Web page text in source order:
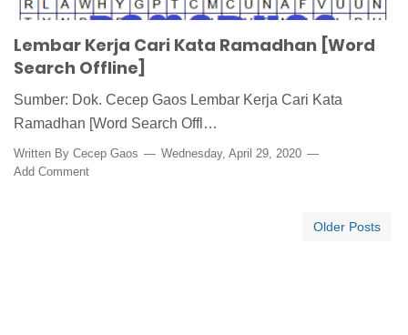
Lembar Kerja Cari Kata Ramadhan [Word
Search Offline]
Sumber: Dok. Cecep Gaos Lembar Kerja Cari Kata
Ramadhan [Word Search Offl…
Written By Cecep Gaos
Wednesday, April 29, 2020
Add Comment
Older Posts